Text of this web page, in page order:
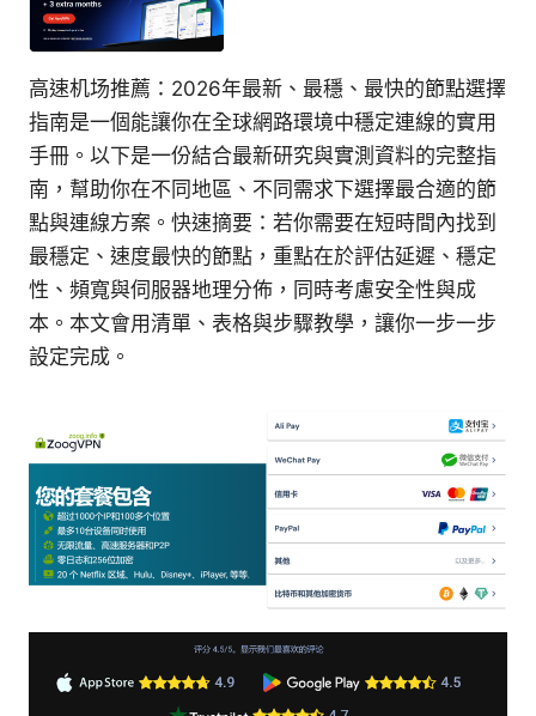
高速机场推薦：2026年最新、最穩、最快的節點選擇
指南是一個能讓你在全球網路環境中穩定連線的實用
手冊。以下是一份結合最新研究與實測資料的完整指
南，幫助你在不同地區、不同需求下選擇最合適的節
點與連線方案。快速摘要：若你需要在短時間內找到
最穩定、速度最快的節點，重點在於評估延遲、穩定
性、頻寬與伺服器地理分佈，同時考慮安全性與成
本。本文會用清單、表格與步驟教學，讓你一步一步
設定完成。